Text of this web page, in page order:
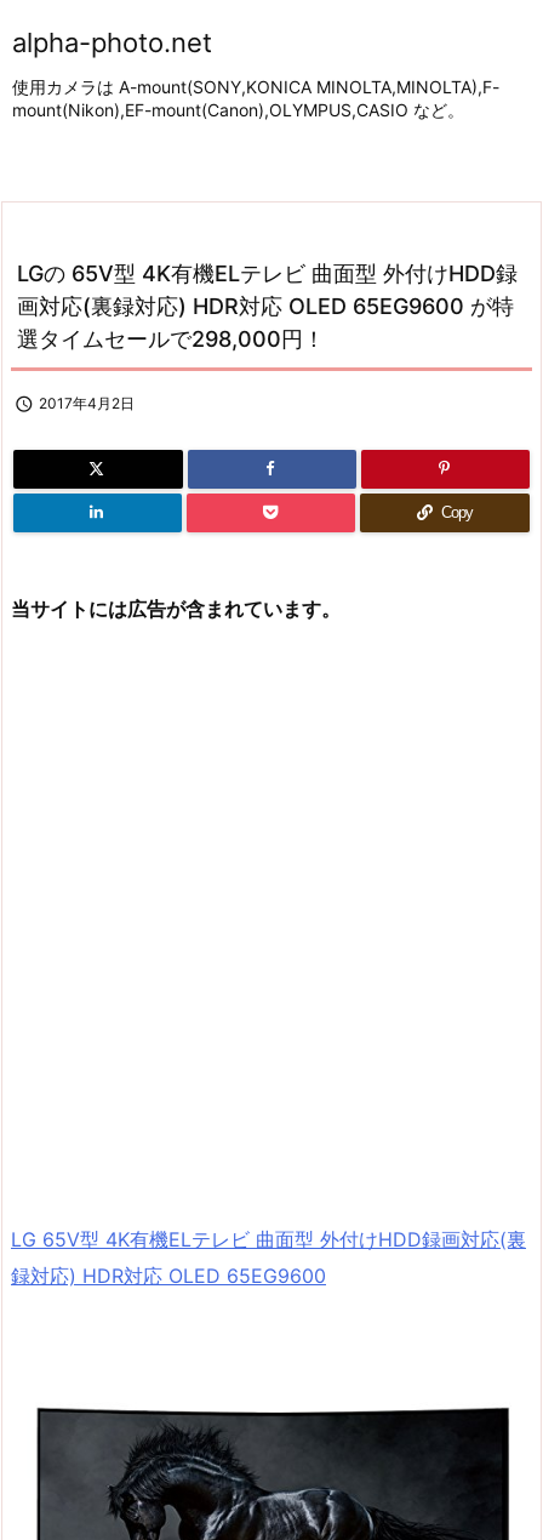
alpha-photo.net
使用カメラは A-mount(SONY,KONICA MINOLTA,MINOLTA),F-
mount(Nikon),EF-mount(Canon),OLYMPUS,CASIO など。
LGの 65V型 4K有機ELテレビ 曲面型 外付けHDD録
画対応(裏録対応) HDR対応 OLED 65EG9600 が特
選タイムセールで298,000円！
 2017年4月2日
Copy
当サイトには広告が含まれています。
LG 65V型 4K有機ELテレビ 曲面型 外付けHDD録画対応(裏
録対応) HDR対応 OLED 65EG9600